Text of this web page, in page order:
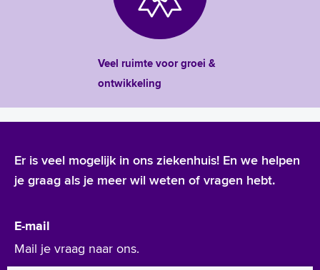
Veel ruimte voor groei &
ontwikkeling
Er is veel mogelijk in ons ziekenhuis! En we helpen
je graag als je meer wil weten of vragen hebt.
E-mail
Mail je vraag naar ons.